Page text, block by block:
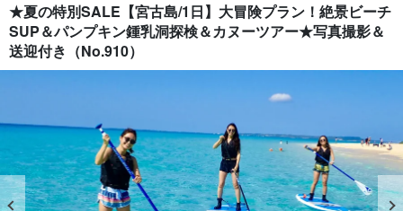
★夏の特別SALE【宮古島/1日】大冒険プラン！絶景ビーチ
SUP＆パンプキン鍾乳洞探検＆カヌーツアー★写真撮影＆
送迎付き（No.910）